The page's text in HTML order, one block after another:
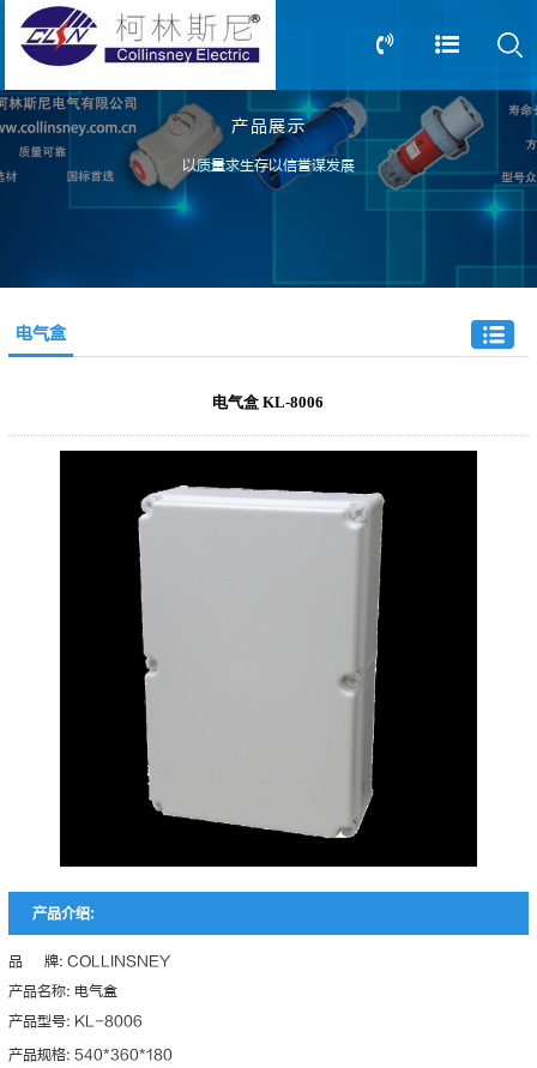
产品展示
以质量求生存以信誉谋发展
13805239166
0517-83612898
电气盒
电气盒 KL-8006
产品介绍:
品 牌: COLLINSNEY
产品名称: 电气盒
产品型号: KL-8006
产品规格: 540*360*180